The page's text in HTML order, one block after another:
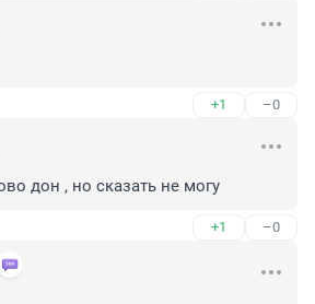
+1 –0
дон , но сказать не могу
+1 –0